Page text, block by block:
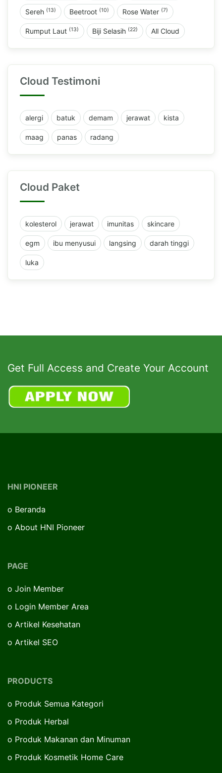
Sereh (13) Beetroot (10) Rose Water (7)
Rumput Laut (13) Biji Selasih (22) All Cloud
Cloud Testimoni
alergi batuk demam jerawat kista
maag panas radang
Cloud Paket
kolesterol jerawat imunitas skincare
egm ibu menyusui langsing darah tinggi
luka
Get Full Access and Create Your Account
HNI PIONEER
o Beranda
o About HNI Pioneer
PAGE
o Join Member
o Login Member Area
o Artikel Kesehatan
o Artikel SEO
PRODUCTS
o Produk Semua Kategori
o Produk Herbal
o Produk Makanan dan Minuman
o Produk Kosmetik Home Care